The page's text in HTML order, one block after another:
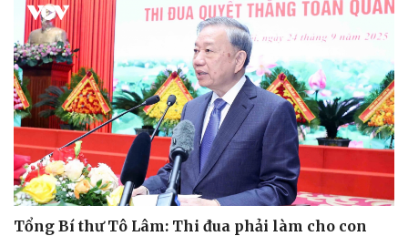
Tổng Bí thư Tô Lâm: Thi đua phải làm cho con